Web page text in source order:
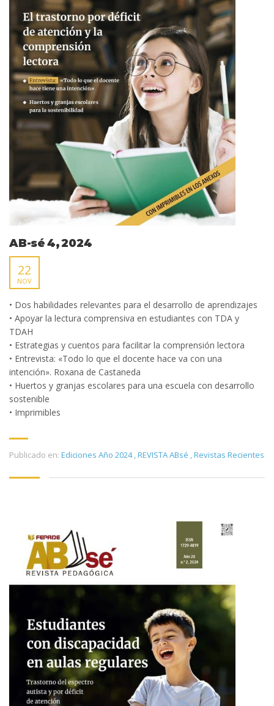
AB-sé 4, 2024
22
NOV
• Dos habilidades relevantes para el desarrollo de aprendizajes
• Apoyar la lectura comprensiva en estudiantes con TDA y
TDAH
• Estrategias y cuentos para facilitar la comprensión lectora
• Entrevista: «Todo lo que el docente hace va con una
intención». Roxana de Castaneda
• Huertos y granjas escolares para una escuela con desarrollo
sostenible
• Imprimibles
Publicado en: Ediciones Año 2024 ,REVISTA ABsé ,Revistas Recientes